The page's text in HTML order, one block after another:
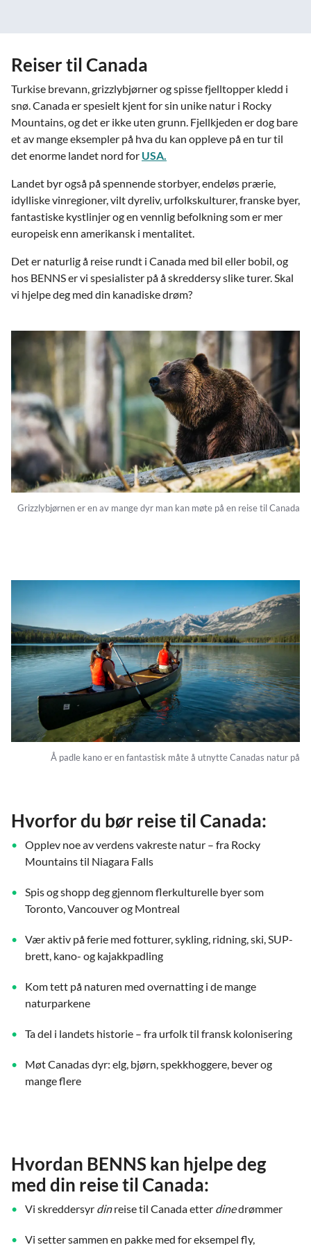
Reiser til Canada
Turkise brevann, grizzlybjørner og spisse fjelltopper kledd i
snø. Canada er spesielt kjent for sin unike natur i Rocky
Mountains, og det er ikke uten grunn. Fjellkjeden er dog bare
et av mange eksempler på hva du kan oppleve på en tur til
det enorme landet nord for USA.
Landet byr også på spennende storbyer, endeløs prærie,
idylliske vinregioner, vilt dyreliv, urfolkskulturer, franske byer,
fantastiske kystlinjer og en vennlig befolkning som er mer
europeisk enn amerikansk i mentalitet.
Det er naturlig å reise rundt i Canada med bil eller bobil, og
hos BENNS er vi spesialister på å skreddersy slike turer. Skal
vi hjelpe deg med din kanadiske drøm?
Grizzlybjørnen er en av mange dyr man kan møte på en reise til Canada
Å padle kano er en fantastisk måte å utnytte Canadas natur på
Hvorfor du bør reise til Canada:
Opplev noe av verdens vakreste natur – fra Rocky
Mountains til Niagara Falls
Spis og shopp deg gjennom flerkulturelle byer som
Toronto, Vancouver og Montreal
Vær aktiv på ferie med fotturer, sykling, ridning, ski, SUP-
brett, kano- og kajakkpadling
Kom tett på naturen med overnatting i de mange
naturparkene
Ta del i landets historie – fra urfolk til fransk kolonisering
Møt Canadas dyr: elg, bjørn, spekkhoggere, bever og
mange flere
Hvordan BENNS kan hjelpe deg
med din reise til Canada:
Vi skreddersyr dinreise til Canada etter dinedrømmer
Vi setter sammen en pakke med for eksempel fly,